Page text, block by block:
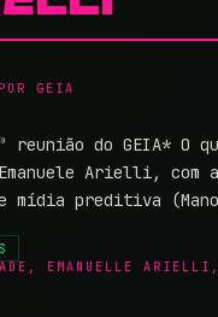
POR GEIA
reunião do GEIA*
Emanuele Arielli,
e mídia preditiva
, EMANUELLE ARIELLI